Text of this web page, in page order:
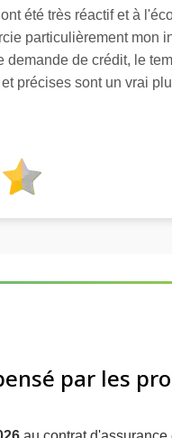
été très réactif et à
particulièrement mon
demande de crédit, le
précises sont un vrai
par les